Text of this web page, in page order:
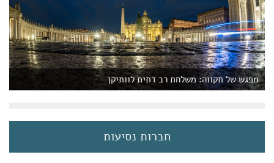
מפגש של תקווה: משלחת רב דתית לוותיקן
חברות נסיעות